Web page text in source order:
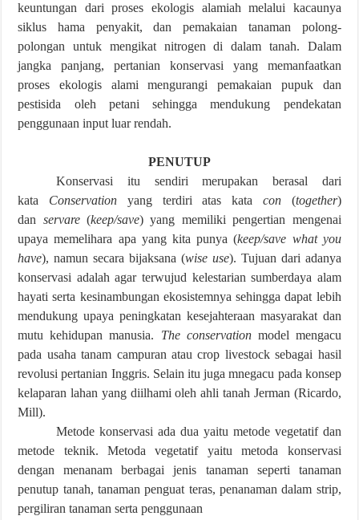
keuntungan dari proses ekologis alamiah melalui kacaunya
siklus hama penyakit, dan pemakaian tanaman polong-
polongan untuk mengikat nitrogen di dalam tanah. Dalam
jangka panjang, pertanian konservasi yang memanfaatkan
proses ekologis alami mengurangi pemakaian pupuk dan
pestisida oleh petani sehingga mendukung pendekatan
penggunaan input luar rendah.
PENUTUP
Konservasi itu sendiri merupakan berasal dari
kata Conservation yang terdiri atas kata con(together)
dan servare(keep/save) yang memiliki pengertian mengenai
upaya memelihara apa yang kita punya (keep/save what you
have), namun secara bijaksana (wise use). Tujuan dari adanya
konservasi adalah agar terwujud kelestarian sumberdaya alam
hayati serta kesinambungan ekosistemnya sehingga dapat lebih
mendukung upaya peningkatan kesejahteraan masyarakat dan
mutu kehidupan manusia. The conservationmodel mengacu
pada usaha tanam campuran atau crop livestock sebagai hasil
revolusi pertanian Inggris. Selain itu juga mnegacu pada konsep
kelaparan lahan yang diilhami oleh ahli tanah Jerman (Ricardo,
Mill).
Metode konservasi ada dua yaitu metode vegetatif dan
metode teknik. Metoda vegetatif yaitu metoda konservasi
dengan menanam berbagai jenis tanaman seperti tanaman
penutup tanah, tanaman penguat teras, penanaman dalam strip,
pergiliran tanaman serta penggunaan